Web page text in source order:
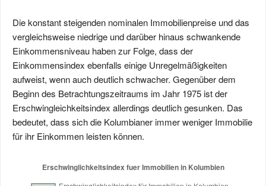
Die konstant steigenden nominalen Immobilienpreise und das
vergleichsweise niedrige und darüber hinaus schwankende
Einkommensniveau haben zur Folge, dass der
Einkommensindex ebenfalls einige Unregelmäßigkeiten
aufweist, wenn auch deutlich schwacher. Gegenüber dem
Beginn des Betrachtungszeitraums im Jahr 1975 ist der
Erschwingleichkeitsindex allerdings deutlich gesunken. Das
bedeutet, dass sich die Kolumbianer immer weniger Immobilie
für ihr Einkommen leisten können.